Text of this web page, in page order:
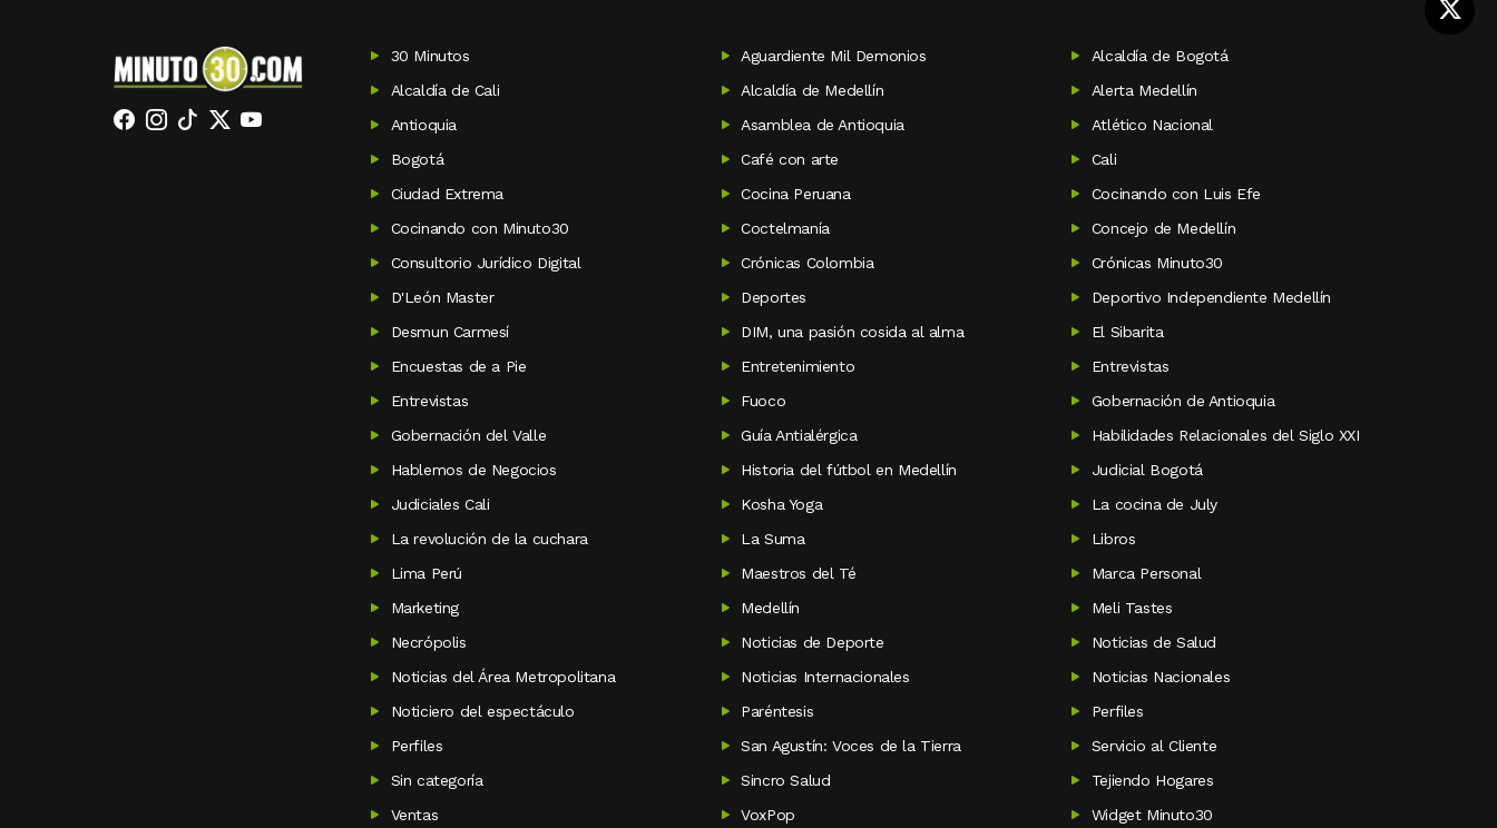
30 Minutos Aguardiente Mil Demonios
Alcaldía de Bogotá
Alcaldía de Cali
Alcaldía de Medellín
Alerta Medellín
Antioquia
Asamblea de Antioquia
Atlético Nacional
Bogotá
Café con arte
Cali
Ciudad Extrema
Cocina Peruana
Cocinando con Luis Efe
Cocinando con Minuto30
Coctelmanía
Concejo de Medellín
Consultorio Jurídico Digital
Crónicas Colombia
Crónicas Minuto30
D'León Master
Deportes
Deportivo Independiente Medellín
Desmun Carmesí
DIM, una pasión cosida al alma
El Sibarita
Encuestas de a Pie
Entretenimiento
Entrevistas
Entrevistas
Fuoco
Gobernación de Antioquia
Gobernación del Valle
Guía Antialérgica
Habilidades Relacionales del Siglo XXI
Hablemos de Negocios
Historia del fútbol en Medellín
Judicial Bogotá
Judiciales Cali
Kosha Yoga
La cocina de July
La revolución de la cuchara
La Suma
Libros
Lima Perú
Maestros del Té
Marca Personal
Marketing
Medellín
Meli Tastes
Necrópolis
Noticias de Deporte
Noticias de Salud
Noticias del Área Metropolitana
Noticias Internacionales
Noticias Nacionales
Noticiero del espectáculo
Paréntesis
Perfiles
Perfiles
San Agustín: Voces de la Tierra
Servicio al Cliente
Sin categoría
Sincro Salud
Tejiendo Hogares
Ventas
VoxPop Widget Minuto30